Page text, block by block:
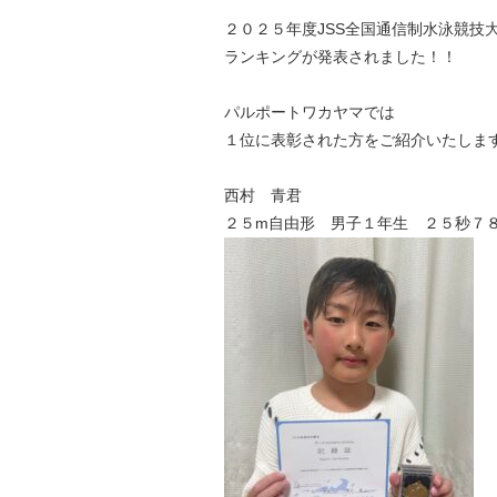
２０２５年度JSS全国通信制水泳競技
ランキングが発表されました！！
パルポートワカヤマでは
１位に表彰された方をご紹介いたしま
西村 青君
２５m自由形 男子１年生 ２５秒７８